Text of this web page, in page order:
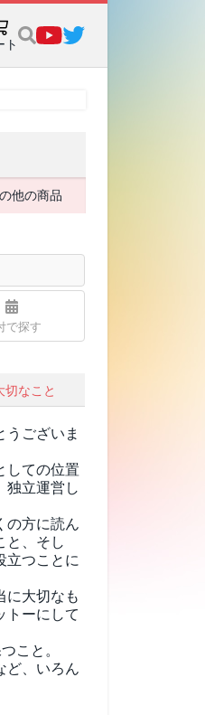
ト
他の商品
で探す
切なこと
うございま
しての位置
独立運営し
の方に読ん
と、そし
立つことに
に大切なも
トーにして
こと。
ど、いろん